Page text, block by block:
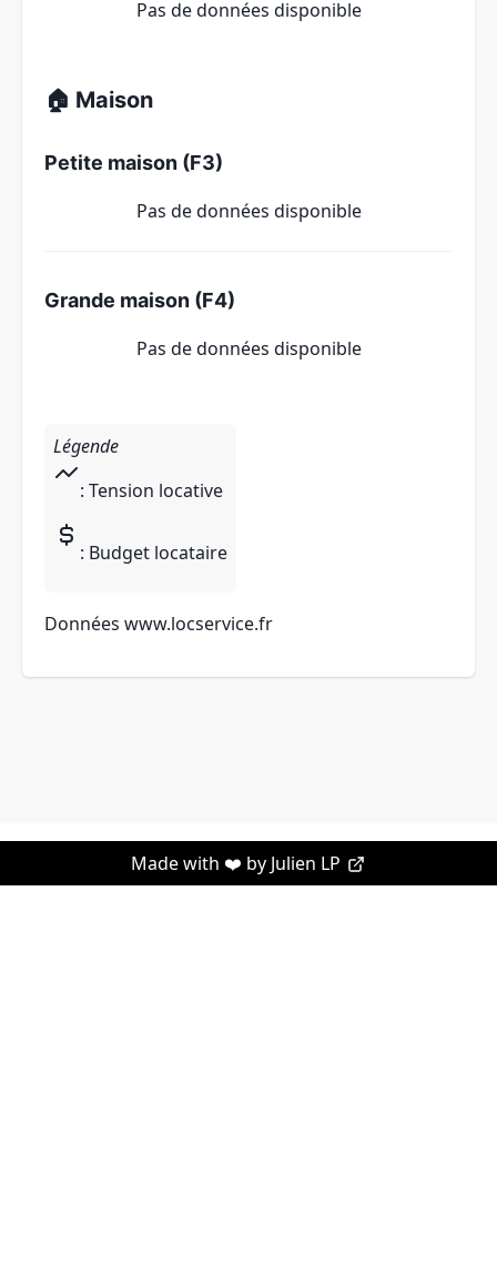
Pas de données disponible
🏠 Maison
Petite maison (F3)
Pas de données disponible
Grande maison (F4)
Pas de données disponible
Légende
: Tension locative
: Budget locataire
Données www.locservice.fr
Made with ❤️ by Julien LP